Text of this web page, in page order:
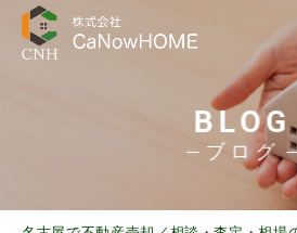
BLOG
ブログ